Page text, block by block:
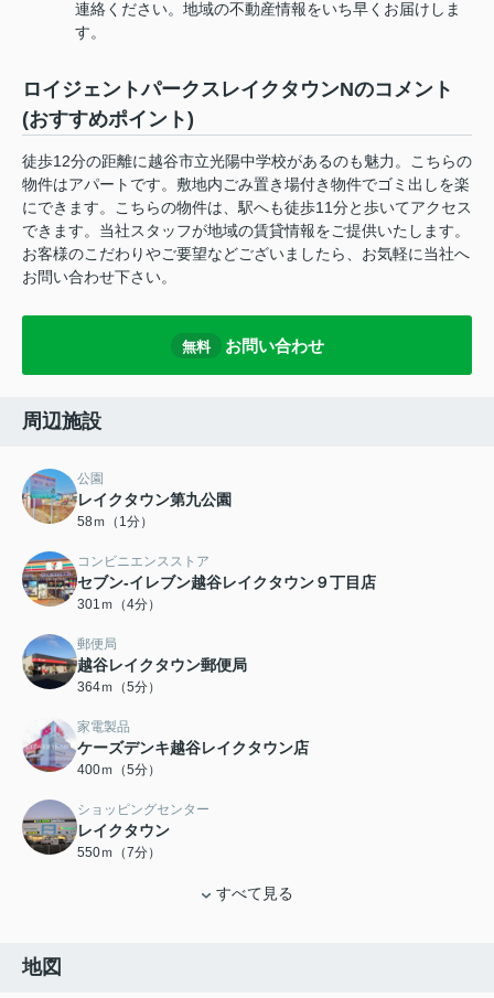
連絡ください。地域の不動産情報をいち早くお届けしま
す。
ロイジェントパークスレイクタウンNのコメント
(おすすめポイント)
徒歩12分の距離に越谷市立光陽中学校があるのも魅力。こちらの
物件はアパートです。敷地内ごみ置き場付き物件でゴミ出しを楽
にできます。こちらの物件は、駅へも徒歩11分と歩いてアクセス
できます。当社スタッフが地域の賃貸情報をご提供いたします。
お客様のこだわりやご要望などございましたら、お気軽に当社へ
お問い合わせ下さい。
無料 お問い合わせ
周辺施設
公園
レイクタウン第九公園
58ｍ（1分）
コンビニエンスストア
セブン-イレブン越谷レイクタウン９丁目店
301ｍ（4分）
郵便局
越谷レイクタウン郵便局
364ｍ（5分）
家電製品
ケーズデンキ越谷レイクタウン店
400ｍ（5分）
ショッピングセンター
レイクタウン
550ｍ（7分）
すべて見る
地図